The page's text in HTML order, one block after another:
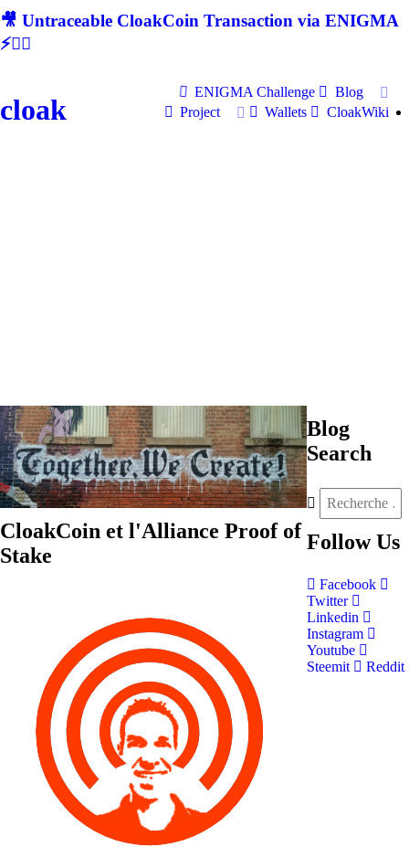
🎥 Untraceable CloakCoin Transaction via ENIGMA
⚡🕵‍♂
cloak
ENIGMA Challenge
Blog
Project
Wallets CloakWiki
CloakCoin et l'Alliance Proof of
Stake
Blog
Search
Follow Us
Facebook
Twitter
Linkedin
Instagram
Youtube
Steemit
Reddit